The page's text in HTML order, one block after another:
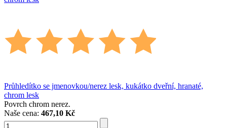
Průhledítko se jmenovkou/nerez lesk, kukátko dveřní, hranaté,
chrom lesk
Povrch chrom nerez.
Naše cena: 467,10 Kč